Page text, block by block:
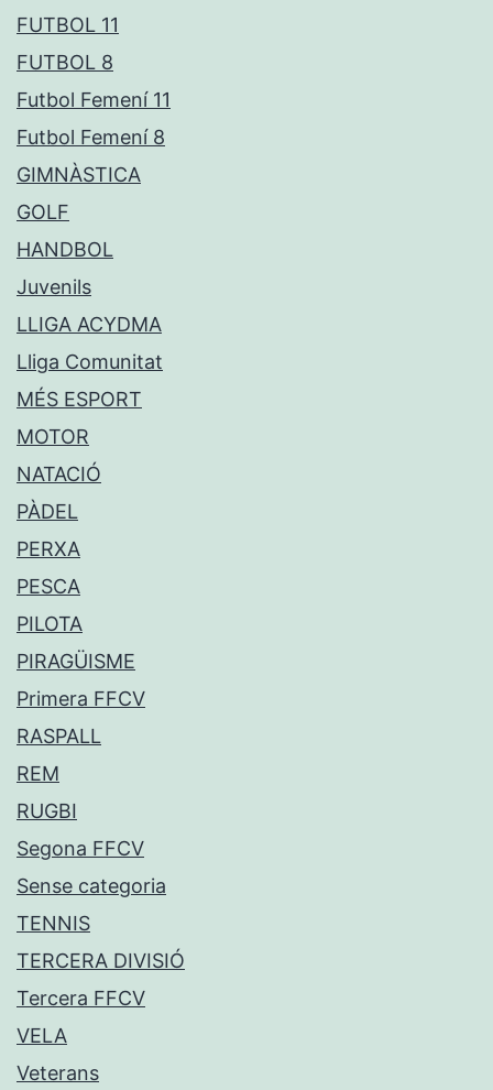
FUTBOL 11
FUTBOL 8
Futbol Femení 11
Futbol Femení 8
GIMNÀSTICA
GOLF
HANDBOL
Juvenils
LLIGA ACYDMA
Lliga Comunitat
MÉS ESPORT
MOTOR
NATACIÓ
PÀDEL
PERXA
PESCA
PILOTA
PIRAGÜISME
Primera FFCV
RASPALL
REM
RUGBI
Segona FFCV
Sense categoria
TENNIS
TERCERA DIVISIÓ
Tercera FFCV
VELA
Veterans